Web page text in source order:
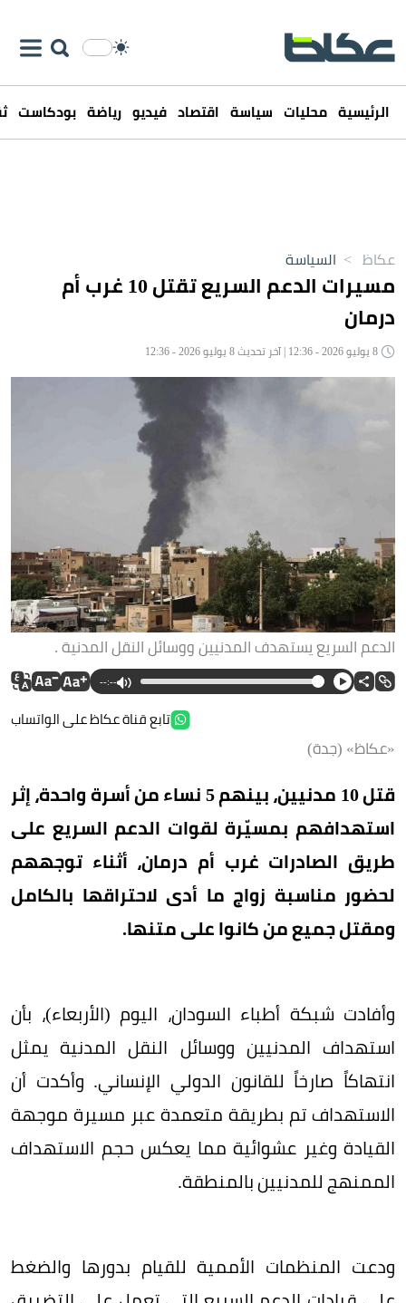
الرئيسية محليات سياسة اقتصاد فيديو رياضة بودكاست
عكاظ > السياسة
مسيرات الدعم السريع تقتل 10 غرب أم
درمان
الدعم السريع يستهدف المدنيين ووسائل النقل المدنية .
--:--
تابع قناة عكاظ على الواتساب
«عكاظ» (جدة)
قتل 10 مدنيين، بينهم 5 نساء من أسرة واحدة، إثر
استهدافهم بمسيّرة لقوات الدعم السريع على
طريق الصادرات غرب أم درمان، أثناء توجههم
لحضور مناسبة زواج ما أدى لاحتراقها بالكامل
ومقتل جميع من كانوا على متنها.
وأفادت شبكة أطباء السودان، اليوم (الأربعاء)، بأن
استهداف المدنيين ووسائل النقل المدنية يمثل
انتهاكاً صارخاً للقانون الدولي الإنساني. وأكدت أن
الاستهداف تم بطريقة متعمدة عبر مسيرة موجهة
القيادة وغير عشوائية مما يعكس حجم الاستهداف
الممنهج للمدنيين بالمنطقة.
ودعت المنظمات الأممية للقيام بدورها والضغط